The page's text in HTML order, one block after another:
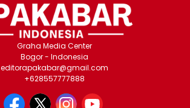
Graha Media Center
Bogor - Indonesia
editorapakabar@gmail.com
+628557777888